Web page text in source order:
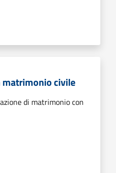
matrimonio civile
di matrimonio con